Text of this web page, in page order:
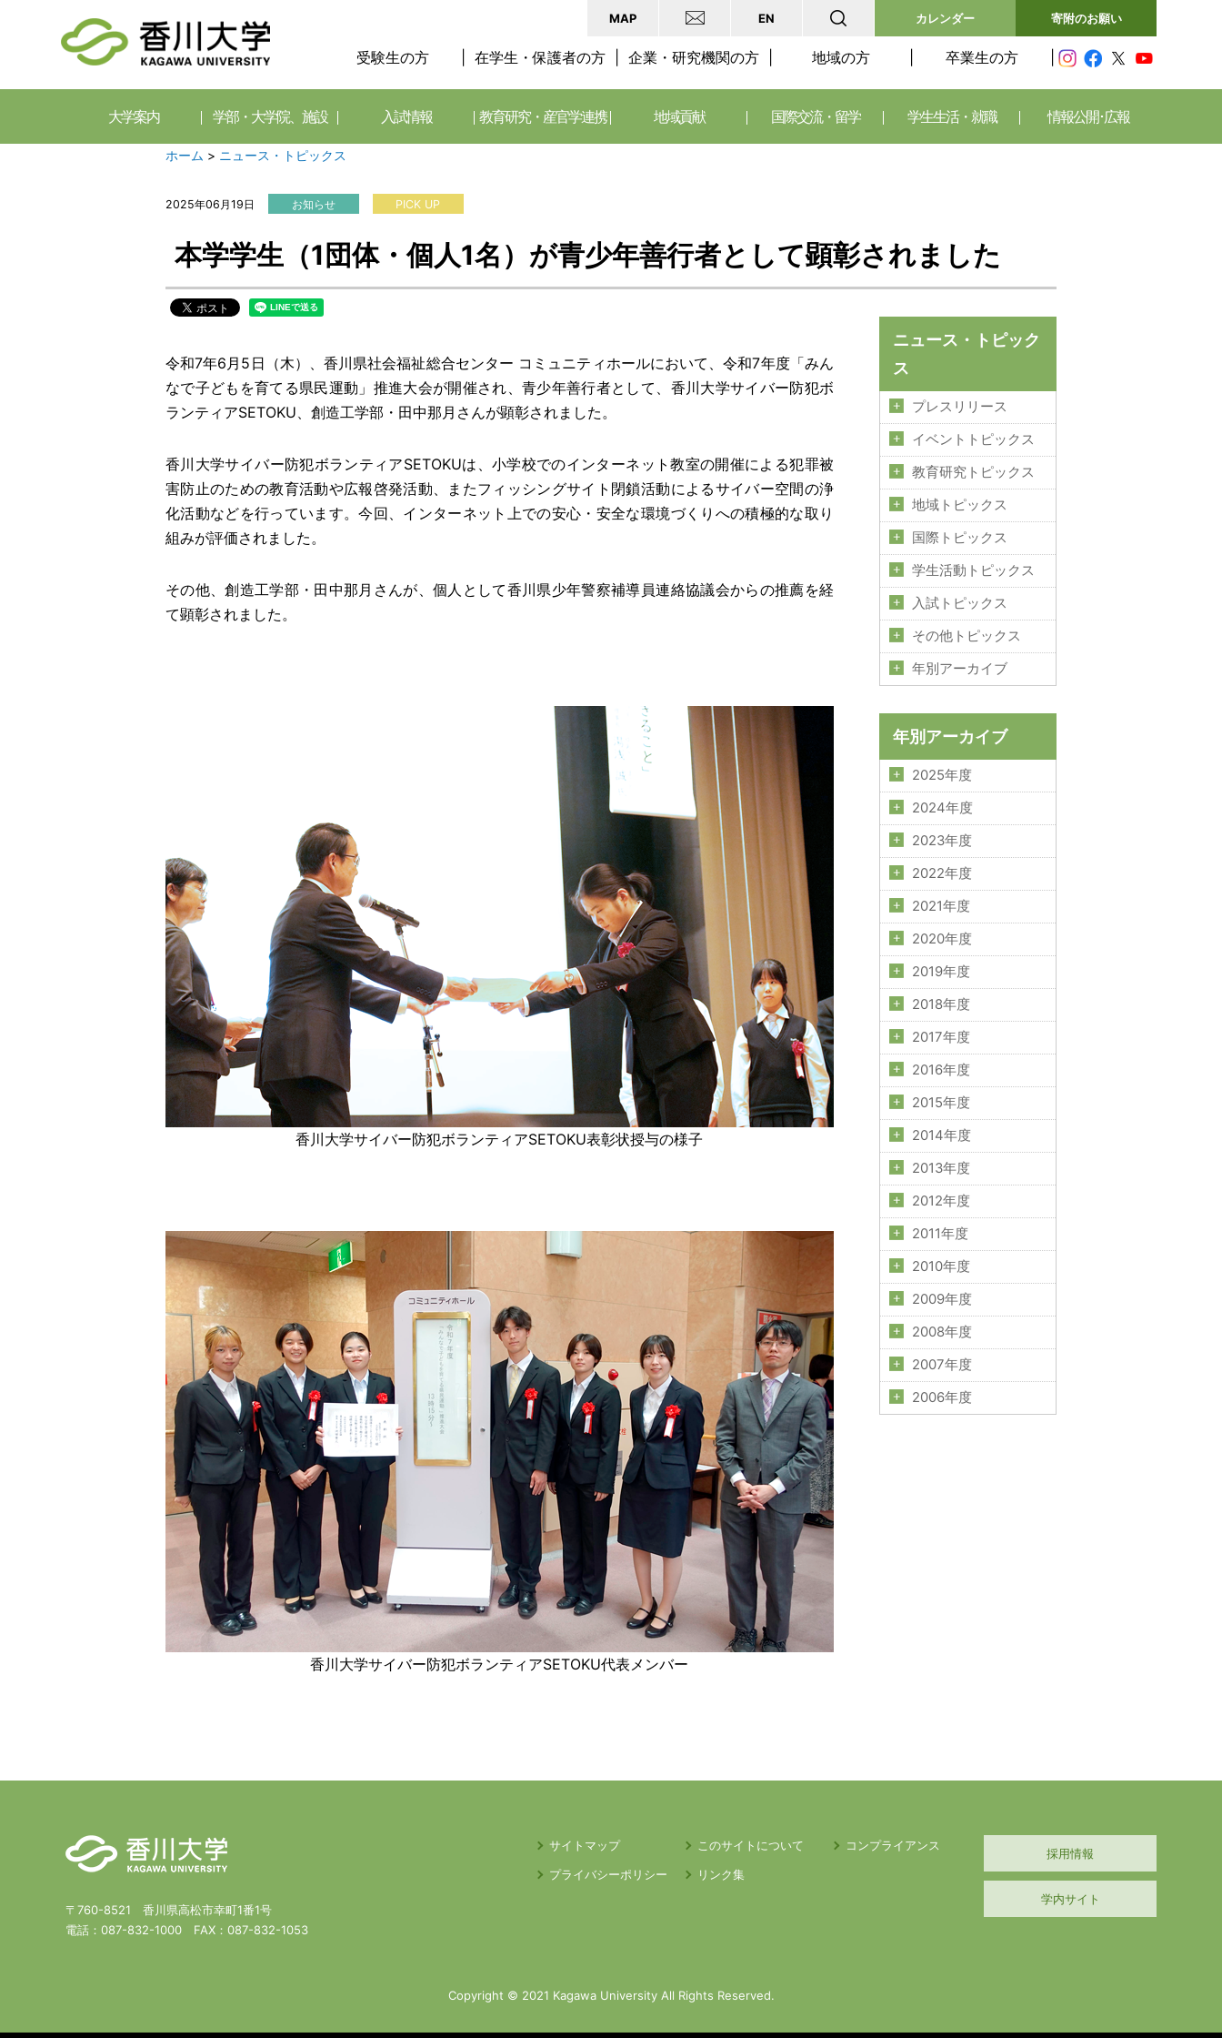
MAP EN カレンダー 寄附のお願い
受験生の方 在学生・保護者の方 企業・研究機関の方 地域の方 卒業生の方
大学案内 学部・大学院、施設 入試情報 教育研究・産官学連携 地域貢献 国際交流・留学 学生生活・就職 情報公開･広報
ホーム > ニュース・トピックス
2025年06月19日 お知らせ PICK UP
本学学生（1団体・個人1名）が青少年善行者として顕彰されました
令和7年6月5日（木）、香川県社会福祉総合センター コミュニティホールにおいて、令和7年度「みん
なで子どもを育てる県民運動」推進大会が開催され、青少年善行者として、香川大学サイバー防犯ボ
ランティアSETOKU、創造工学部・田中那月さんが顕彰されました。
香川大学サイバー防犯ボランティアSETOKUは、小学校でのインターネット教室の開催による犯罪被
害防止のための教育活動や広報啓発活動、またフィッシングサイト閉鎖活動によるサイバー空間の浄
化活動などを行っています。今回、インターネット上での安心・安全な環境づくりへの積極的な取り
組みが評価されました。
その他、創造工学部・田中那月さんが、個人として香川県少年警察補導員連絡協議会からの推薦を経
て顕彰されました。
香川大学サイバー防犯ボランティアSETOKU表彰状授与の様子
香川大学サイバー防犯ボランティアSETOKU代表メンバー
ニュース・トピック
ス
プレスリリース
イベントトピックス
教育研究トピックス
地域トピックス
国際トピックス
学生活動トピックス
入試トピックス
その他トピックス
年別アーカイブ
年別アーカイブ
2025年度
2024年度
2023年度
2022年度
2021年度
2020年度
2019年度
2018年度
2017年度
2016年度
2015年度
2014年度
2013年度
2012年度
2011年度
2010年度
2009年度
2008年度
2007年度
2006年度
〒760-8521 香川県高松市幸町1番1号
電話： 087-832-1000 FAX： 087-832-1053
サイトマップ このサイトについて
コンプライアンス
プライバシーポリシー
リンク集
採用情報
学内サイト
Copyright © 2021 Kagawa University All Rights Reserved.